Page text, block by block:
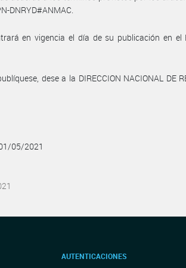
DNRYD#ANMAC.
en vigencia el día de su publicación en el
dese a la DIRECCION NACIONAL DE
05/2021
AUTENTICACIONES